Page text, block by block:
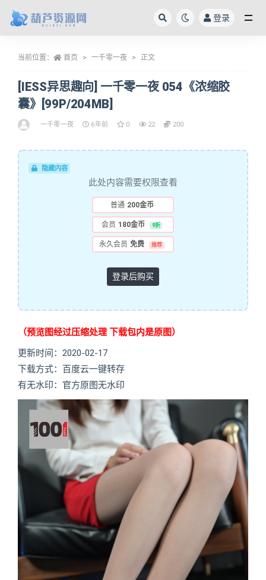
登录
当前位置： 首页 一千零一夜 正文
[IESS异思趣向] 一千零一夜 054《浓缩胶
囊》[99P/204MB]
一千零一夜 6年前 0 22 200
隐藏内容
此处内容需要权限查看
普通 200金币
会员 180金币 9折
永久会员 免费 推荐
登录后购买
（预览图经过压缩处理 下载包内是原图）
更新时间：2020-02-17
下载方式：百度云一键转存
有无水印：官方原图无水印